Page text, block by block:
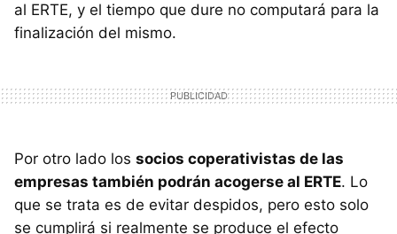
al ERTE, y el tiempo que dure no computará para la
finalización del mismo.
Por otro lado los socios coperativistas de las
empresas también podrán acogerse al ERTE. Lo
que se trata es de evitar despidos, pero esto solo
se cumplirá si realmente se produce el efecto